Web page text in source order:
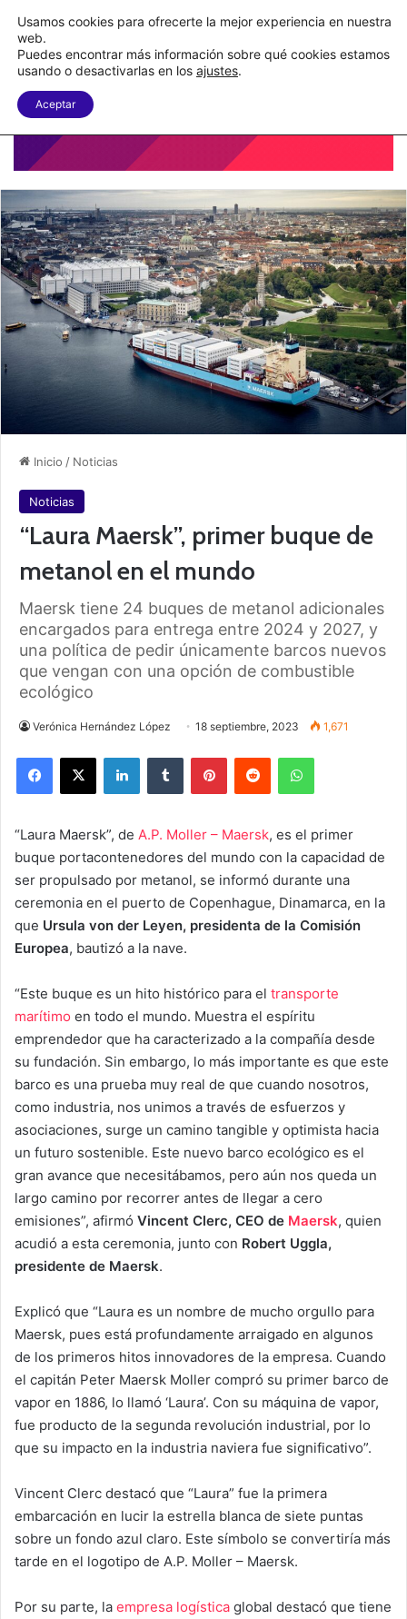
Nueva Ley Aduanera eleva el costo de los errores documentales
Menu
Inicio / Noticias
Noticias
“Laura Maersk”, primer buque de
metanol en el mundo
Maersk tiene 24 buques de metanol adicionales
encargados para entrega entre 2024 y 2027, y
una política de pedir únicamente barcos nuevos
que vengan con una opción de combustible
ecológico
Verónica Hernández López 18 septiembre, 2023 1,671
“Laura Maersk”, de A.P. Moller – Maersk, es el primer
buque portacontenedores del mundo con la capacidad de
ser propulsado por metanol, se informó durante una
ceremonia en el puerto de Copenhague, Dinamarca, en la
que Ursula von der Leyen, presidenta de la Comisión
Europea, bautizó a la nave.
“Este buque es un hito histórico para el transporte
marítimo en todo el mundo. Muestra el espíritu
emprendedor que ha caracterizado a la compañía desde
su fundación. Sin embargo, lo más importante es que este
barco es una prueba muy real de que cuando nosotros,
como industria, nos unimos a través de esfuerzos y
asociaciones, surge un camino tangible y optimista hacia
un futuro sostenible. Este nuevo barco ecológico es el
gran avance que necesitábamos, pero aún nos queda un
largo camino por recorrer antes de llegar a cero
emisiones”, afirmó Vincent Clerc, CEO de Maersk, quien
acudió a esta ceremonia, junto con Robert Uggla,
presidente de Maersk.
Explicó que “Laura es un nombre de mucho orgullo para
Maersk, pues está profundamente arraigado en algunos
de los primeros hitos innovadores de la empresa. Cuando
el capitán Peter Maersk Moller compró su primer barco de
vapor en 1886, lo llamó ‘Laura’. Con su máquina de vapor,
fue producto de la segunda revolución industrial, por lo
que su impacto en la industria naviera fue significativo”.
Vincent Clerc destacó que “Laura” fue la primera
embarcación en lucir la estrella blanca de siete puntas
sobre un fondo azul claro. Este símbolo se convertiría más
tarde en el logotipo de A.P. Moller – Maersk.
Por su parte, la empresa logística global destacó que tiene
Usamos cookies para ofrecerte la mejor experiencia en nuestra
web.
Puedes encontrar más información sobre qué cookies estamos
usando o desactivarlas en los ajustes.
Aceptar